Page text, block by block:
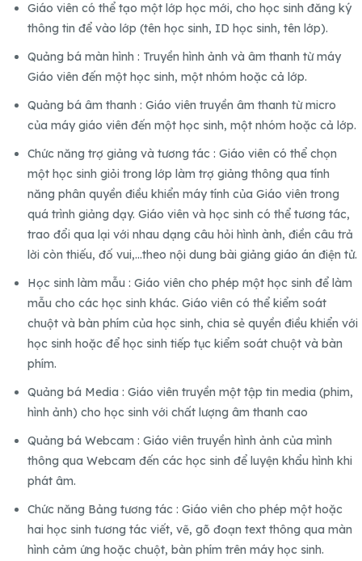
Giáo viên có thể tạo một lớp học mới, cho học sinh đăng ký
thông tin để vào lớp (tên học sinh, ID học sinh, tên lớp).
Quảng bá màn hình : Truyền hình ảnh và âm thanh từ máy
Giáo viên đến một học sinh, một nhóm hoặc cả lớp.
Quảng bá âm thanh : Giáo viên truyền âm thanh từ micro
của máy giáo viên đến một học sinh, một nhóm hoặc cả lớp.
Chức năng trợ giảng và tương tác : Giáo viên có thể chọn
một học sinh giỏi trong lớp làm trợ giảng thông qua tính
năng phân quyền điều khiển máy tính của Giáo viên trong
quá trình giảng dạy. Giáo viên và học sinh có thể tương tác,
trao đổi qua lại với nhau dạng câu hỏi hình ành, điền câu trả
lời còn thiếu, đố vui,…theo nội dung bài giảng giáo án điện tử.
Học sinh làm mẫu : Giáo viên cho phép một học sinh để làm
mẫu cho các học sinh khác. Giáo viên có thể kiểm soát
chuột và bàn phím của học sinh, chia sẻ quyền điều khiển với
học sinh hoặc để học sinh tiếp tục kiểm soát chuột và bàn
phím.
Quảng bá Media : Giáo viên truyền một tập tin media (phim,
hình ảnh) cho học sinh với chất lượng âm thanh cao
Quảng bá Webcam : Giáo viên truyền hình ảnh của mình
thông qua Webcam đến các học sinh để luyện khẩu hình khi
phát âm.
Chức năng Bảng tương tác : Giáo viên cho phép một hoặc
hai học sinh tương tác viết, vẽ, gõ đoạn text thông qua màn
hình cảm ứng hoặc chuột, bàn phím trên máy học sinh.